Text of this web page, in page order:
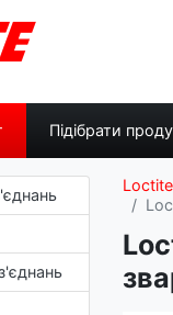
Підібрати
Loctite